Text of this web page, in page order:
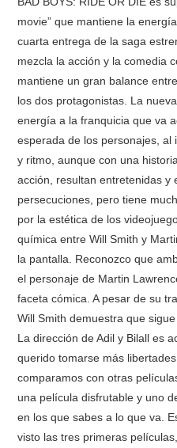
movie” que mantiene la
cuarta entrega de la saga
mezcla la acción y la comedia
mantiene un gran balance
los dos protagonistas. La
energía a la franquicia que va
esperada de los personajes, al
y ritmo, aunque con una
acción, resultan entretenidas y
persecuciones, pero tiene
por la estética de los
química entre Will Smith y
la pantalla. Reconozco que
el personaje de Martin
faceta cómica. A pesar de su
Will Smith demuestra que
La dirección de Adil y Bilall es
querido tomarse más
comparamos con otras
una película disfrutable y uno
en los que sabes a lo que va.
visto las tres primeras